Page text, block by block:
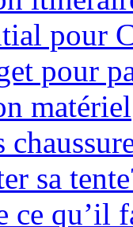
pour
pour
matériel
sa
ce qu’il